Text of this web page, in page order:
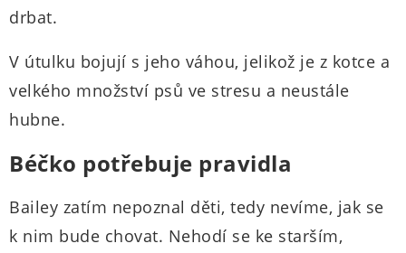
drbat.
V útulku bojují s jeho váhou, jelikož je z kotce a
velkého množství psů ve stresu a neustále
hubne.
Béčko potřebuje pravidla
Bailey zatím nepoznal děti, tedy nevíme, jak se
k nim bude chovat. Nehodí se ke starším,